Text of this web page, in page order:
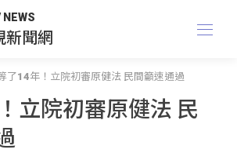
新聞網
了14年！立院初審原健法 民間籲速通過
立院初審原健法 民